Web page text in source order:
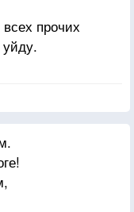
прочих
уйду.
ночи,
проще.
не уйдешь.